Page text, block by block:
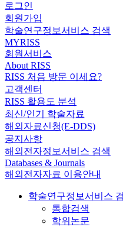
로그인
회원가입
학술연구정보서비스 검색
MYRISS
회원서비스
About RISS
RISS 처음 방문 이세요?
고객센터
RISS 활용도 분석
최신/인기 학술자료
해외자료신청(E-DDS)
공지사항
해외전자정보서비스 검색
Databases & Journals
해외전자자료 이용안내
학술연구정보서비스
통합검색
학위논문